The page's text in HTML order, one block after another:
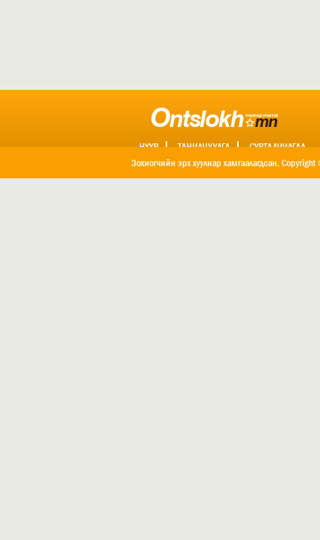
НҮҮР ТАНИЛЦУУЛГА СУРТАЛЧИЛГАА
ХОЛБОО БАРИХ
Зохиогчийн эрх хуулиар хамгаалагдсан.